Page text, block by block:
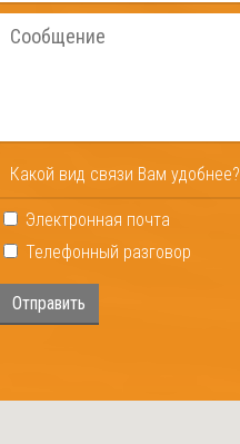
Какой вид связи Вам удобнее?
Электронная почта
Телефонный разговор
Отправить